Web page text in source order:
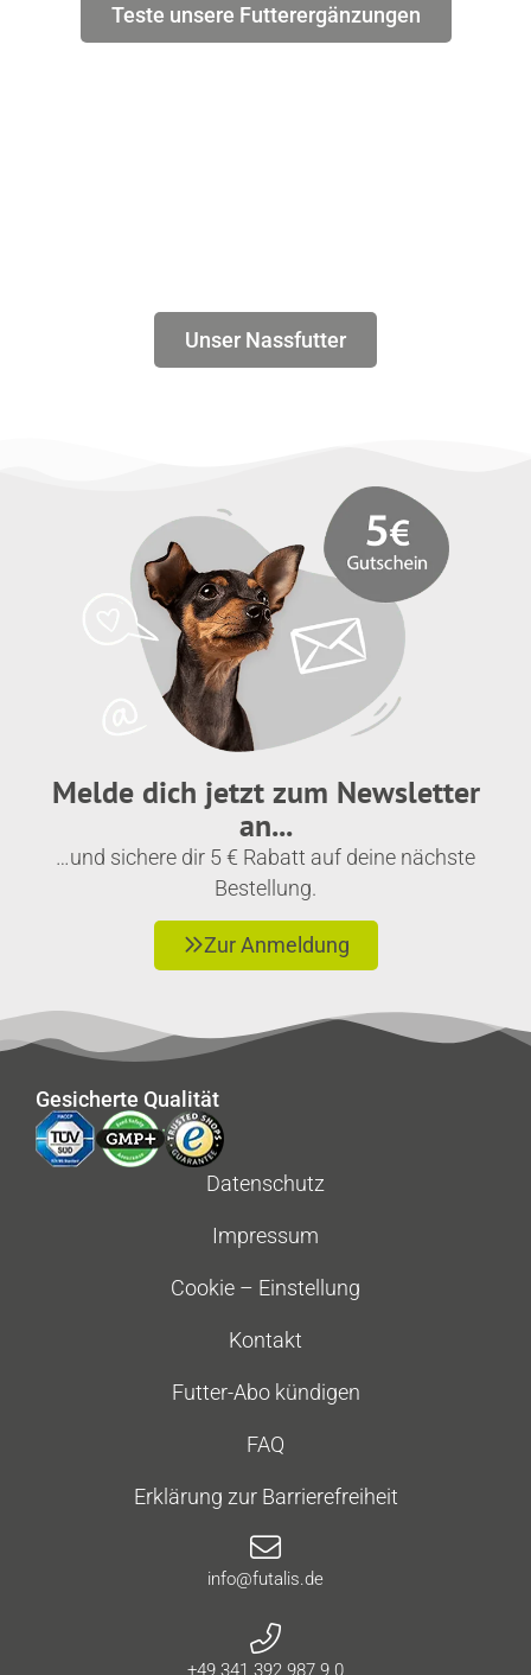
Teste unsere Futterergänzungen
Unser Nassfutter
Melde dich jetzt zum Newsletter
an...
…und sichere dir 5 € Rabatt auf deine nächste
Bestellung.
Zur Anmeldung
Gesicherte Qualität
Datenschutz
Impressum
Cookie – Einstellung
Kontakt
Futter-Abo kündigen
FAQ
Erklärung zur Barrierefreiheit
info@futalis.de
+49 341 392 987 9 0